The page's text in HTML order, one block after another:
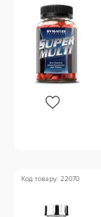
Код товару: 22070